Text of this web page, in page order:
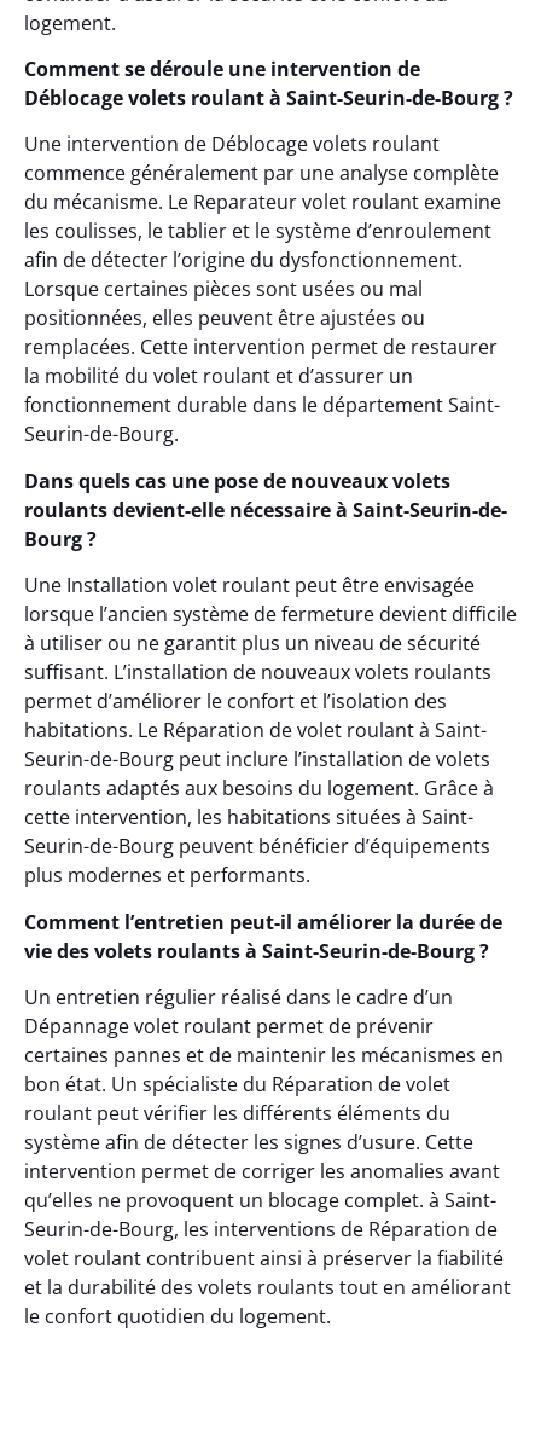
logement.
Comment se déroule une intervention de
Déblocage volets roulant à Saint-Seurin-de-Bourg ?
Une intervention de Déblocage volets roulant
commence généralement par une analyse complète
du mécanisme. Le Reparateur volet roulant examine
les coulisses, le tablier et le système d’enroulement
afin de détecter l’origine du dysfonctionnement.
Lorsque certaines pièces sont usées ou mal
positionnées, elles peuvent être ajustées ou
remplacées. Cette intervention permet de restaurer
la mobilité du volet roulant et d’assurer un
fonctionnement durable dans le département Saint-
Seurin-de-Bourg.
Dans quels cas une pose de nouveaux volets
roulants devient-elle nécessaire à Saint-Seurin-de-
Bourg ?
Une Installation volet roulant peut être envisagée
lorsque l’ancien système de fermeture devient difficile
à utiliser ou ne garantit plus un niveau de sécurité
suffisant. L’installation de nouveaux volets roulants
permet d’améliorer le confort et l’isolation des
habitations. Le Réparation de volet roulant à Saint-
Seurin-de-Bourg peut inclure l’installation de volets
roulants adaptés aux besoins du logement. Grâce à
cette intervention, les habitations situées à Saint-
Seurin-de-Bourg peuvent bénéficier d’équipements
plus modernes et performants.
Comment l’entretien peut-il améliorer la durée de
vie des volets roulants à Saint-Seurin-de-Bourg ?
Un entretien régulier réalisé dans le cadre d’un
Dépannage volet roulant permet de prévenir
certaines pannes et de maintenir les mécanismes en
bon état. Un spécialiste du Réparation de volet
roulant peut vérifier les différents éléments du
système afin de détecter les signes d’usure. Cette
intervention permet de corriger les anomalies avant
qu’elles ne provoquent un blocage complet. à Saint-
Seurin-de-Bourg, les interventions de Réparation de
volet roulant contribuent ainsi à préserver la fiabilité
et la durabilité des volets roulants tout en améliorant
le confort quotidien du logement.